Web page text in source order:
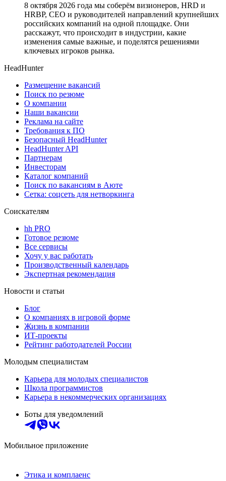
8 октября 2026 года мы соберём визионеров, HRD и
HRBP, СЕО и руководителей направлений крупнейших
российских компаний на одной площадке. Они
расскажут, что происходит в индустрии, какие
изменения самые важные, и поделятся решениями
ключевых игроков рынка.
HeadHunter
Размещение вакансий
Поиск по резюме
О компании
Наши вакансии
Реклама на сайте
Требования к ПО
Безопасный HeadHunter
HeadHunter API
Партнерам
Инвесторам
Каталог компаний
Поиск по вакансиям в Аюте
Сетка: соцсеть для нетворкинга
Соискателям
hh PRO
Готовое резюме
Все сервисы
Хочу у вас работать
Производственный календарь
Экспертная рекомендация
Новости и статьи
Блог
О компаниях в игровой форме
Жизнь в компании
ИТ-проекты
Рейтинг работодателей России
Молодым специалистам
Карьера для молодых специалистов
Школа программистов
Карьера в некоммерческих организациях
Боты для уведомлений
Мобильное приложение
Этика и комплаенс